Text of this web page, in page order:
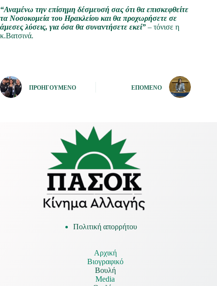
“Αναμένω την επίσημη δέσμευσή σας ότι θα επισκεφθείτε
τα Νοσοκομεία του Ηρακλείου και θα προχωρήσετε σε
άμεσες λύσεις, για όσα θα συναντήσετε εκεί” – τόνισε η
κ.Βατσινά.
ΠΡΟΗΓΟΎΜΕΝΟ ΕΠΌΜΕΝΟ
Πολιτική απορρήτου
Αρχική
Βιογραφικό
Βουλή
Media